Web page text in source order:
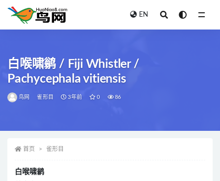
EN
白喉啸鹟 / Fiji Whistler /
Pachycephala vitiensis
鸟网 雀形目 3年前 0 86
首页 雀形目
白喉啸鹟